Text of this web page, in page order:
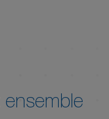
ensemble